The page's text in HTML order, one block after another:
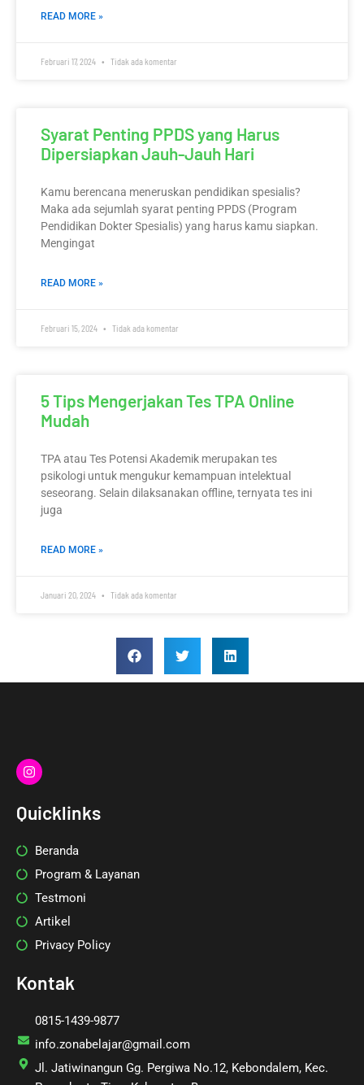
READ MORE »
Februari 17, 2024 Tidak ada komentar
Syarat Penting PPDS yang Harus
Dipersiapkan Jauh-Jauh Hari
Kamu berencana meneruskan pendidikan spesialis?
Maka ada sejumlah syarat penting PPDS (Program
Pendidikan Dokter Spesialis) yang harus kamu siapkan.
Mengingat
READ MORE »
Februari 15, 2024 Tidak ada komentar
5 Tips Mengerjakan Tes TPA Online
Mudah
TPA atau Tes Potensi Akademik merupakan tes
psikologi untuk mengukur kemampuan intelektual
seseorang. Selain dilaksanakan offline, ternyata tes ini
juga
READ MORE »
Januari 20, 2024 Tidak ada komentar
I
n
s
a
m
Quicklinks
Beranda
Program & Layanan
Testmoni
Artikel
Privacy Policy
Kontak
0815-1439-9877
info.zonabelajar@gmail.com
Jl. Jatiwinangun Gg. Pergiwa No.12, Kebondalem, Kec.